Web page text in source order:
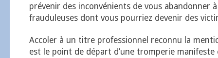
prévenir des inconvénients de vous abandonner
frauduleuses dont vous pourriez devenir des
Accoler à un titre professionnel reconnu la
est le point de départ d’une tromperie